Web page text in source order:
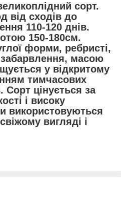
сорт.
від сходів до
110-120 днів.
150-180см.
форми, ребристі,
масою
у відкритому
тимчасових
Сорт цінується за
і високу
використовуються
вигляді і